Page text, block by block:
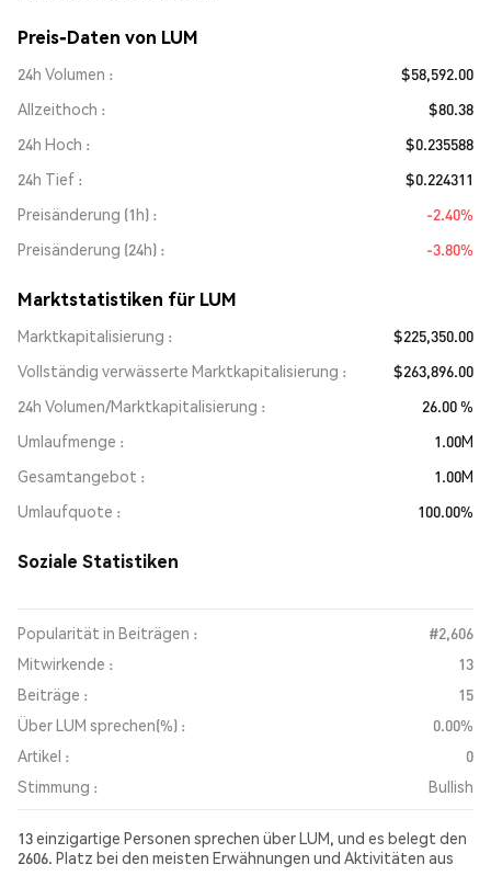
Preis-Daten von LUM
24h Volumen
$58,592.00
Allzeithoch
$80.38
24h Hoch
$0.235588
24h Tief
$0.224311
Preisänderung (1h)
-2.40%
Preisänderung (24h)
-3.80%
Marktstatistiken für LUM
Marktkapitalisierung
$225,350.00
Vollständig verwässerte Marktkapitalisierung
$263,896.00
24h Volumen/Marktkapitalisierung
26.00 %
Umlaufmenge
1.00M
Gesamtangebot
1.00M
Umlaufquote
100.00%
Soziale Statistiken
Popularität in Beiträgen :
#2,606
Mitwirkende :
13
Beiträge :
15
Über LUM sprechen(%) :
0.00%
Artikel :
0
Stimmung :
Bullish
13 einzigartige Personen sprechen über LUM, und es belegt den
2606. Platz bei den meisten Erwähnungen und Aktivitäten aus